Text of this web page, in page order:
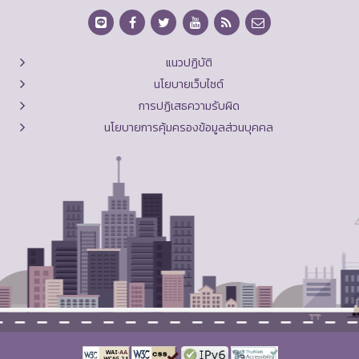
แนวปฏิบัติ
นโยบายเว็บไซต์
การปฏิเสธความรับผิด
นโยบายการคุ้มครองข้อมูลส่วนบุคคล